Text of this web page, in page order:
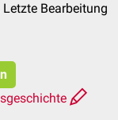
Bearbeitung